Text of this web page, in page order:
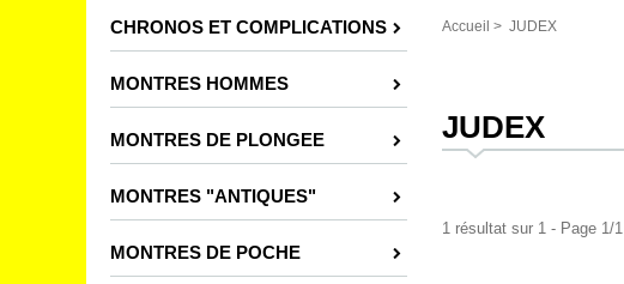
CHRONOS ET COMPLICATIONS
MONTRES HOMMES
MONTRES DE PLONGEE
MONTRES "ANTIQUES"
MONTRES DE POCHE
Accueil > JUDEX
JUDEX
1 résultat sur 1 - Page 1/1